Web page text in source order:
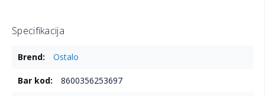
Specifikacija
informacijaOstalo
8600356253697